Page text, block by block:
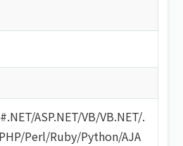
/ASP.NET/VB/VB.NET/.
/Perl/Ruby/Python/AJA